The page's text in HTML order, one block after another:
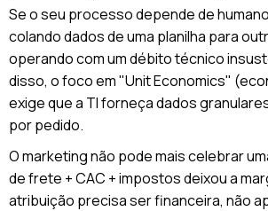
Se o seu processo depende de
colando dados de uma planilha para
operando com um débito técnico
disso, o foco em "Unit Economics"
exige que a TI forneça dados
por pedido.
O marketing não pode mais celebrar
de frete + CAC + impostos deixou a
atribuição precisa ser financeira, não